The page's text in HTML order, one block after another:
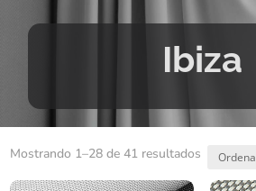
Ibiza
Mostrando 1–28 de 41 resultados Ordenado